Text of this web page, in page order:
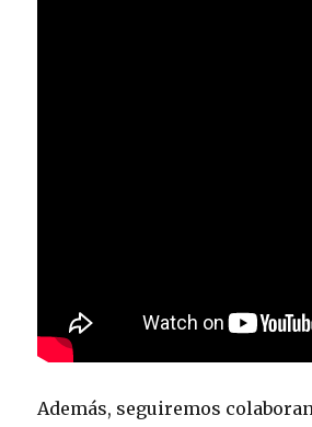
Además, seguiremos